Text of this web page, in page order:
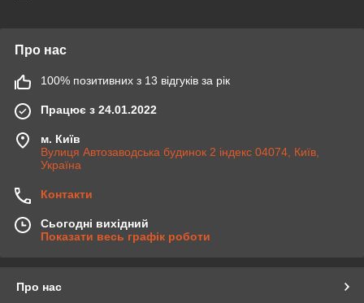
Про нас
100% позитивних з 13 відгуків за рік
Працює з 24.01.2022
м. Київ
Вулиця Автозаводська будинок 2 індекс 04074, Київ,
Україна
Контакти
Сьогодні вихідний
Показати весь графік роботи
Про нас